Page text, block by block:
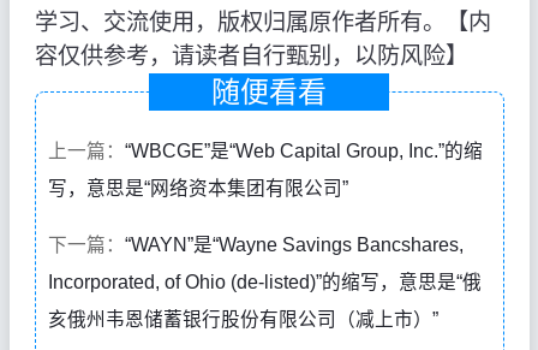
学习、交流使用，版权归属原作者所有。【内
容仅供参考，请读者自行甄别，以防风险】
随便看看
上一篇： “WBCGE”是“Web Capital Group, Inc.”的缩
写，意思是“网络资本集团有限公司”
下一篇： “WAYN”是“Wayne Savings Bancshares,
Incorporated, of Ohio (de-listed)”的缩写，意思是“俄
亥俄州韦恩储蓄银行股份有限公司（减上市）”